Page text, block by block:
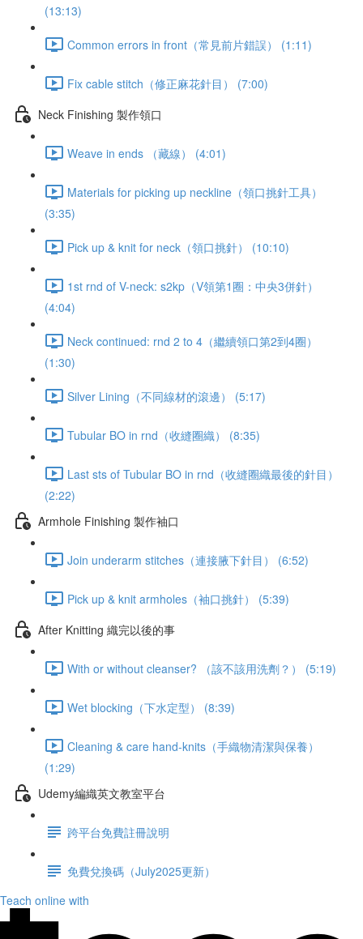
(13:13)
Common errors in front（常見前片錯誤） (1:11)
Fix cable stitch（修正麻花針目） (7:00)
Neck Finishing 製作領口
Weave in ends （藏線） (4:01)
Materials for picking up neckline（領口挑針工具）
(3:35)
Pick up & knit for neck（領口挑針） (10:10)
1st rnd of V-neck: s2kp（V領第1圈：中央3併針）
(4:04)
Neck continued: rnd 2 to 4（繼續領口第2到4圈）
(1:30)
Silver Lining（不同線材的滾邊） (5:17)
Tubular BO in rnd（收縫圈織） (8:35)
Last sts of Tubular BO in rnd（收縫圈織最後的針目）
(2:22)
Armhole Finishing 製作袖口
Join underarm stitches（連接腋下針目） (6:52)
Pick up & knit armholes（袖口挑針） (5:39)
After Knitting 織完以後的事
With or without cleanser? （該不該用洗劑？） (5:19)
Wet blocking（下水定型） (8:39)
Cleaning & care hand-knits（手織物清潔與保養）
(1:29)
Udemy編織英文教室平台
跨平台免費註冊說明
免費兌換碼（July2025更新）
Teach online with